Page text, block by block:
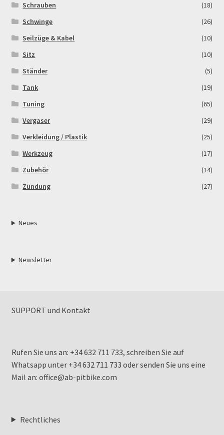
Schrauben
(18)
Schwinge
(26)
Seilzüge & Kabel
(10)
Sitz
(10)
Ständer
(5)
Tank
(19)
Tuning
(65)
Vergaser
(29)
Verkleidung / Plastik
(25)
Werkzeug
(17)
Zubehör
(14)
Zündung
(27)
Neues
Newsletter
SUPPORT und Kontakt
Rufen Sie uns an: +34 632 711 733, schreiben Sie auf
Whatsapp unter +34 632 711 733 oder senden Sie uns eine
Mail an: office@ab-pitbike.com
Rechtliches